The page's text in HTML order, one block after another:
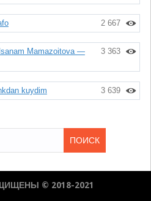
2 667
3 363
Mamazoitova —
3 639
kuydim
© 2018-2021